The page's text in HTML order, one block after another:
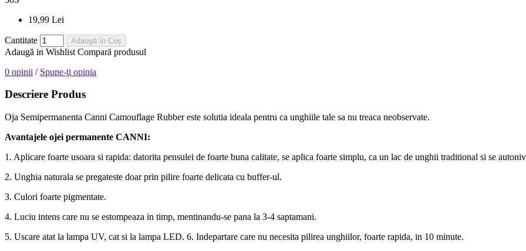
19,99 Lei
Cantitate Adaugă în Coş
Adaugă in Wishlist Compară produsul
0 opinii / Spune-ţi opinia
Descriere Produs
Oja Semipermanenta Canni Camouflage Rubber este solutia ideala pentru ca unghiile tale sa nu treaca neobservate.
Avantajele ojei permanente CANNI:
1. Aplicare foarte usoara si rapida: datorita pensulei de foarte buna calitate, se aplica foarte simplu, ca un lac de unghii traditional si se
2. Unghia naturala se pregateste doar prin pilire foarte delicata cu buffer-ul.
3. Culori foarte pigmentate.
4. Luciu intens care nu se estompeaza in timp, mentinandu-se pana la 3-4 saptamani.
5. Uscare atat la lampa UV, cat si la lampa LED. 6. Indepartare care nu necesita pilirea unghiilor, foarte rapida, in 10 minute.